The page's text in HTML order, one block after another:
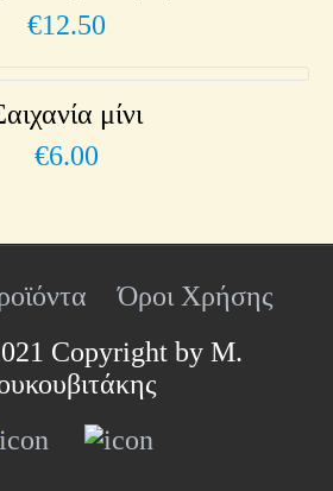
€12.50
μίνι
€6.00
Όροι Χρήσης
Copyright by Μ.